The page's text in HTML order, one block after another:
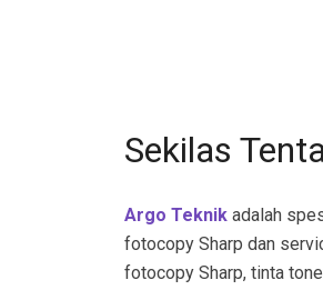
Sekilas
Argo Teknik adalah
fotocopy Sharp dan
fotocopy Sharp, tinta